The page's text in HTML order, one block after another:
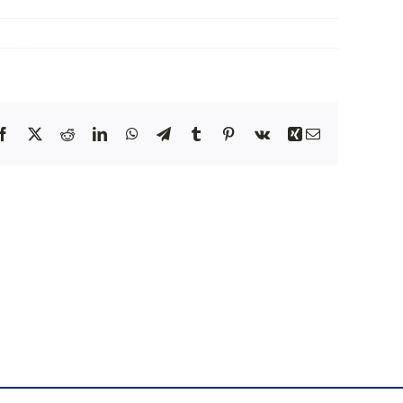
Facebook RedditLinkedInWhatsApp
TelegramTumblr Pinterest
Vk Xing Email